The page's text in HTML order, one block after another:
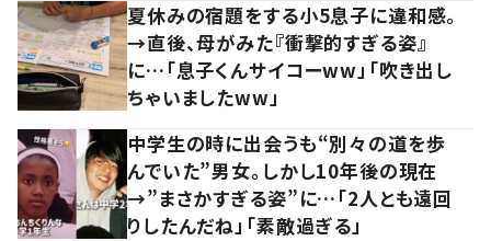
夏休みの宿題をする小5息子に違和感。
→直後、母がみた『衝撃的すぎる姿』
に…「息子くんサイコーww」「吹き出し
ちゃいましたww」
中学生の時に出会うも“別々の道を歩
んでいた”男女。しかし10年後の現在
→”まさかすぎる姿”に…「2人とも遠回
りしたんだね」「素敵過ぎる」